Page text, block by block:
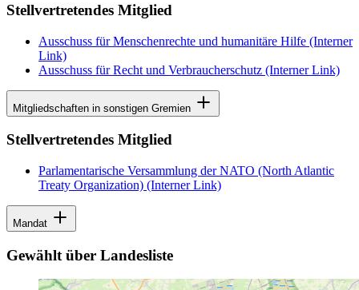
Stellvertretendes Mitglied
Ausschuss für Menschenrechte und humanitäre Hilfe (Interner
Link)
Ausschuss für Recht und Verbraucherschutz (Interner Link)
Mitgliedschaften in sonstigen Gremien
Stellvertretendes Mitglied
Parlamentarische Versammlung der NATO (North Atlantic
Treaty Organization) (Interner Link)
Mandat
Gewählt über Landesliste